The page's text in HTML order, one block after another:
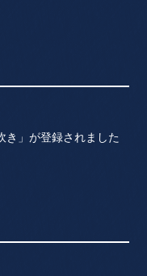
き」が登録されました